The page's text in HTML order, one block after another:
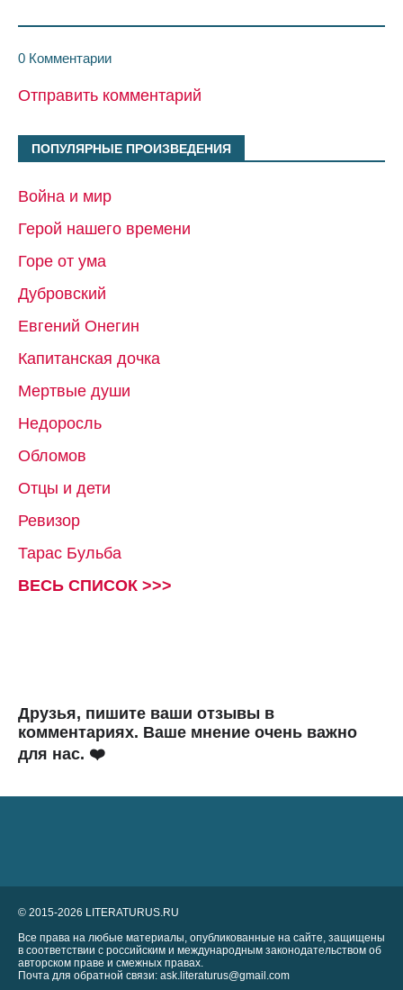
0 Комментарии
Отправить комментарий
ПОПУЛЯРНЫЕ ПРОИЗВЕДЕНИЯ
Война и мир
Герой нашего времени
Горе от ума
Дубровский
Евгений Онегин
Капитанская дочка
Мертвые души
Недоросль
Обломов
Отцы и дети
Ревизор
Тарас Бульба
ВЕСЬ СПИСОК >>>
Друзья, пишите ваши отзывы в
комментариях. Ваше мнение очень важно
для нас. ❤️
© 2015-2026 LITERATURUS.RU
Все права на любые материалы, опубликованные на сайте, защищены
в соответствии с российским и международным законодательством об
авторском праве и смежных правах.
Почта для обратной связи: ask.literaturus@gmail.com